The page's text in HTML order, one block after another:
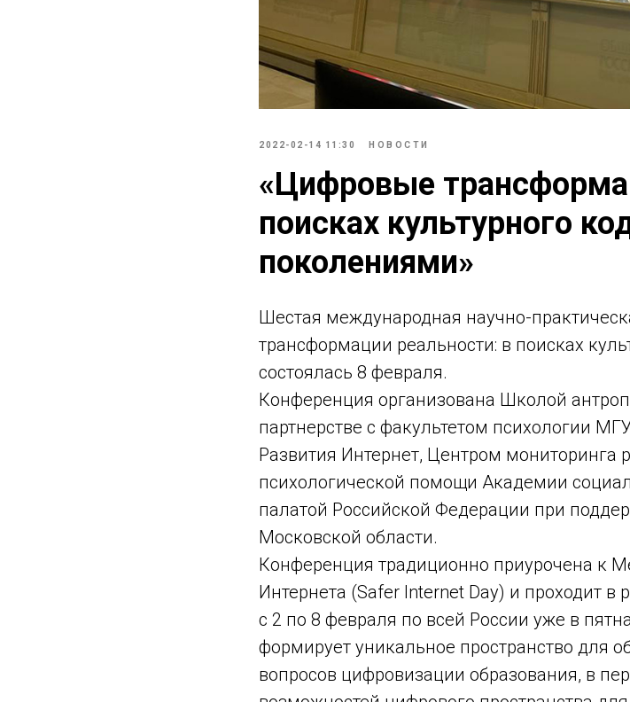
2022-02-14 11:30 НОВОСТИ
«Цифровые
поисках культурного
поколениями»
Шестая международная научно-
трансформации реальности: в поисках
состоялась 8 февраля.
Конференция организована Школой
партнерстве с факультетом психологии
Развития Интернет, Центром мониторинга
психологической помощи Академии
палатой Российской Федерации при
Московской области.
Конференция традиционно приурочена к
Интернета (Safer Internet Day) и проходит в
с 2 по 8 февраля по всей России уже в
формирует уникальное пространство для
вопросов цифровизации образования, в